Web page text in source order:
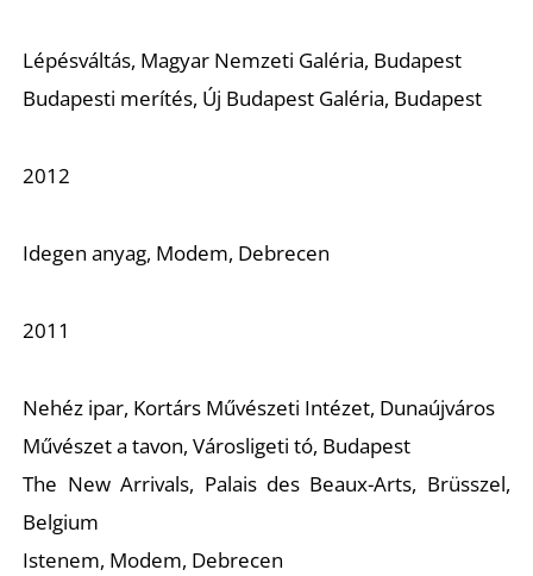
Lépésváltás, Magyar Nemzeti Galéria, Budapest
Budapesti merítés, Új Budapest Galéria, Budapest
2012
Idegen anyag, Modem, Debrecen
2011
Nehéz ipar, Kortárs Művészeti Intézet, Dunaújváros
Művészet a tavon,Városligeti tó, Budapest
The New Arrivals, Palais des Beaux-Arts, Brüsszel,
Belgium
Istenem, Modem, Debrecen